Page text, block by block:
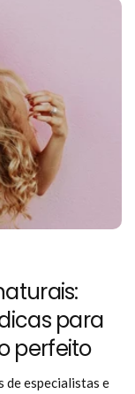
para
perfeito
de especialistas e